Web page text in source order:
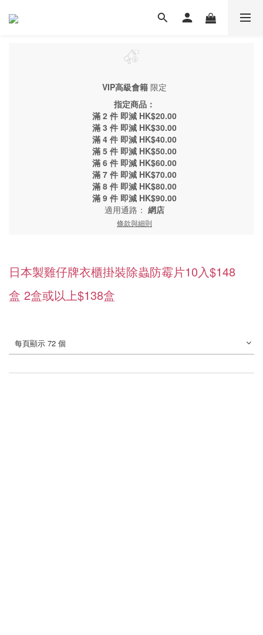
VIP高級會籍 限定
指定商品：
滿 2 件 即減 HK$20.00
滿 3 件 即減 HK$30.00
滿 4 件 即減 HK$40.00
滿 5 件 即減 HK$50.00
滿 6 件 即減 HK$60.00
滿 7 件 即減 HK$70.00
滿 8 件 即減 HK$80.00
滿 9 件 即減 HK$90.00
適用通路： 網店
條款與細則
日本製雞仔牌衣櫃掛裝除蟲防霉片10入$148
盒 2盒或以上$138盒
每頁顯示 72 個